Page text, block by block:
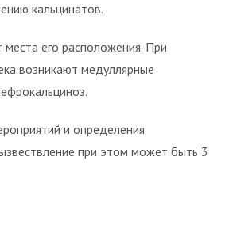
кальцинатов.
его расположения. При
возникают медуллярные
и определения
при этом может быть 3